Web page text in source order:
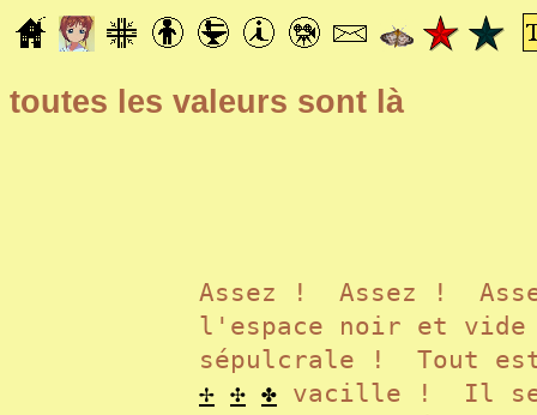
toutes les valeurs sont là
Assez ! Assez !
l'espace noir et
sépulcrale ! Tout
✢ ✣ ✤ vacille ! Il